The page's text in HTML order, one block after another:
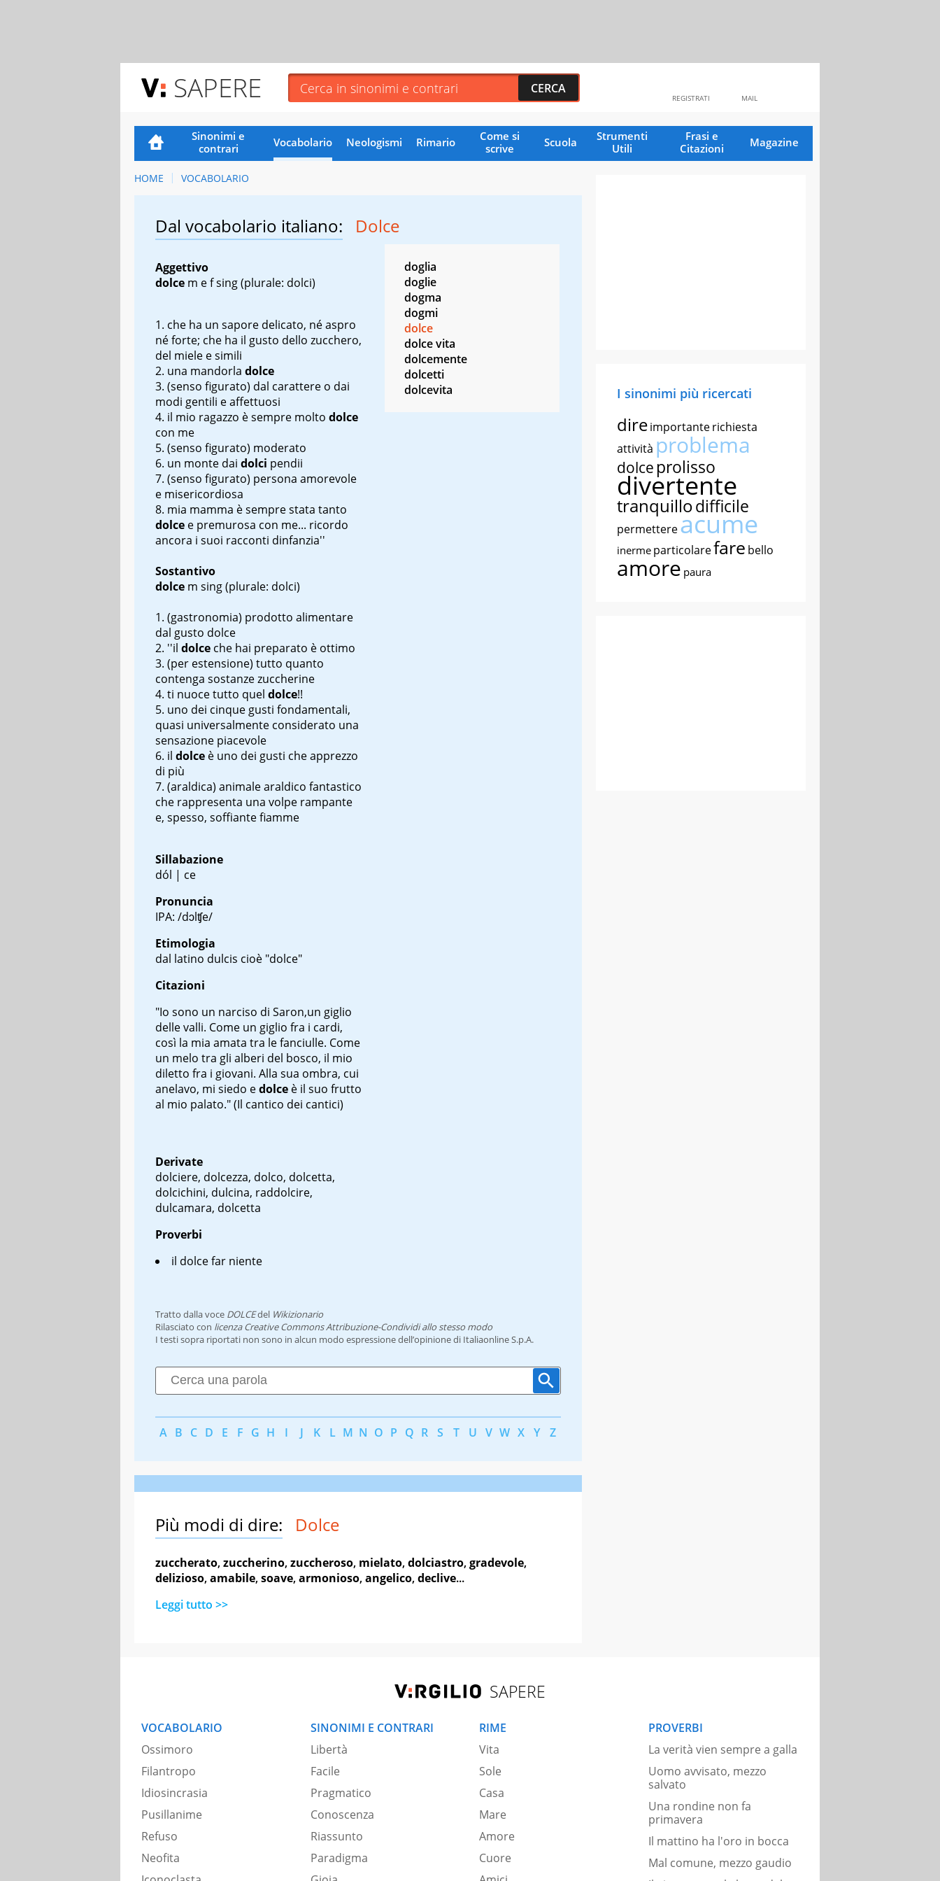
SAPERE MAIL
REGISTRATI
Sinonimi e
contrari
Vocabolario Neologismi Rimario
Come si
scrive
Scuola
Strumenti
Utili
Frasi e
Citazioni
Magazine
HOME VOCABOLARIO
Dal vocabolario italiano: Dolce
Aggettivo
dolce m ef sing(plurale: dolci)
che ha un sapore delicato, né aspro
né forte; che ha il gusto dello zucchero,
del miele e simili
una mandorla dolce
(senso figurato) dal carattere o dai
modi gentili e affettuosi
il mio ragazzo è sempre molto dolce
con me
(senso figurato) moderato
un monte dai dolci pendii
(senso figurato) persona amorevole
e misericordiosa
mia mamma è sempre stata tanto
dolce e premurosa con me... ricordo
ancora i suoi racconti dinfanzia''
Sostantivo
dolce m sing(plurale: dolci)
(gastronomia) prodotto alimentare
dal gusto dolce
''il dolce che hai preparato è ottimo
(per estensione) tutto quanto
contenga sostanze zuccherine
ti nuoce tutto quel dolce!!
uno dei cinque gusti fondamentali,
quasi universalmente considerato una
sensazione piacevole
il dolce è uno dei gusti che apprezzo
di più
(araldica) animale araldico fantastico
che rappresenta una volpe rampante
e, spesso, soffiante fiamme
Sillabazione
dól | ce
Pronuncia
IPA: /dɔlʧe/
Etimologia
dal latino dulcis cioè "dolce"
Citazioni
"Io sono un narciso di Saron,un giglio
delle valli. Come un giglio fra i cardi,
così la mia amata tra le fanciulle. Come
un melo tra gli alberi del bosco, il mio
diletto fra i giovani. Alla sua ombra, cui
anelavo, mi siedo edolce è il suo frutto
al mio palato." (Il cantico dei cantici)
Derivate
dolciere, dolcezza, dolco, dolcetta,
dolcichini, dulcina, raddolcire,
dulcamara, dolcetta
Proverbi
il dolce far niente
doglia
doglie
dogma
dogmi
dolce
dolce vita
dolcemente
dolcetti
dolcevita
Tratto dalla voce DOLCEdel Wikizionario
Rilasciato con licenza Creative Commons Attribuzione-Condividi allo stesso modo
I testi sopra riportati non sono in alcun modo espressione dell’opinione di Italiaonline S.p.A.
A B C D E F G H I J K L M N O P Q R S T U V W X Y Z
Più modi di dire: Dolce
zuccherato,zuccherino,zuccheroso, mielato,dolciastro,gradevole,
delizioso,amabile,soave,armonioso,angelico,declive...
Leggi tutto >>
I sinonimi più ricercati
direimportanterichiesta
attività problema
dolce prolisso
divertente
tranquillodifficile
permettereacume
inerme particolarefare bello
amore paura
SAPERE
VOCABOLARIO
Ossimoro
Filantropo
Idiosincrasia
Pusillanime
Refuso
Neofita
SINONIMI E CONTRARI
Libertà
Facile
Pragmatico
Conoscenza
Riassunto
Paradigma
RIME
Vita
Sole
Casa
Mare
Amore
Cuore
PROVERBI
La verità vien sempre a galla
Uomo avvisato, mezzo
salvato
Una rondine non fa
primavera
Il mattino ha l'oro in bocca
Mal comune, mezzo gaudio